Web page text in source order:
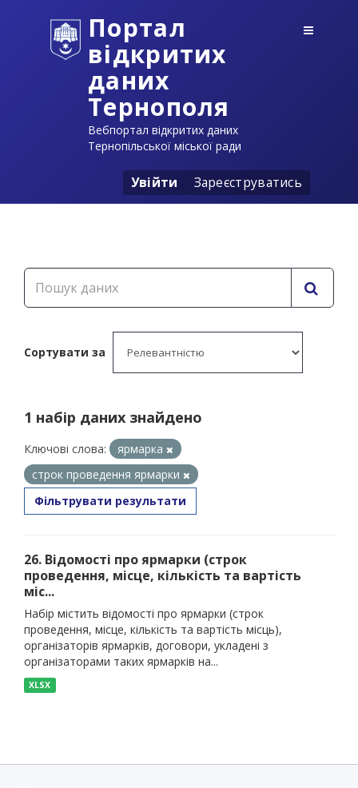
Портал
відкритих
даних
Тернополя
Вебпортал відкритих даних
Тернопільської міської ради
Увійти Зареєструватись
Сортувати за
1 набір даних знайдено
Ключові слова:
ярмарка
строк проведення ярмарки
Фільтрувати результати
26. Відомості про ярмарки (строк
проведення, місце, кількість та вартість
міс...
Набір містить відомості про ярмарки (строк
проведення, місце, кількість та вартість місць),
організаторів ярмарків, договори, укладені з
організаторами таких ярмарків на...
XLSX